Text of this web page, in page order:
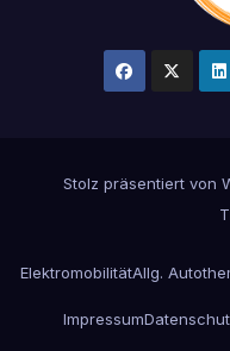
Stolz präsentiert von
ElektromobilitätAllg.
Impressum